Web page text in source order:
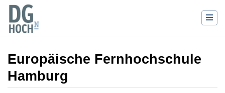
Europäische Fernhochschule
Hamburg